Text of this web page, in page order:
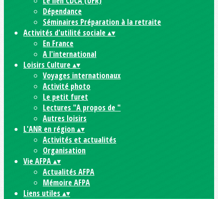
Dépendance
Séminaires Préparation à la retraite
Activités d'utilité sociale▴▾
En France
A l'international
Loisirs Culture▴▾
Voyages internationaux
Activité photo
Le petit furet
Lectures "A propos de "
Autres loisirs
L'ANR en région▴▾
Activités et actualités
Organisation
Vie AFPA▴▾
Actualités AFPA
Mémoire AFPA
Liens utiles ▴▾